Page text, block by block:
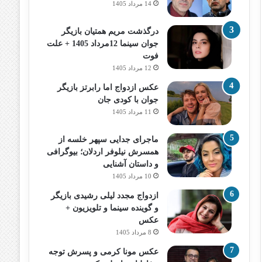
14 مرداد 1405
درگذشت مریم همتیان بازیگر
جوان سینما 12مرداد 1405 + علت
فوت
12 مرداد 1405
عکس ازدواج اما رابرتز بازیگر
جوان با کودی جان
11 مرداد 1405
ماجرای جدایی سپهر خلسه از
همسرش نیلوفر اردلان؛ بیوگرافی
و داستان آشنایی
10 مرداد 1405
ازدواج مجدد لیلی رشیدی بازیگر
و گوینده سینما و تلویزیون +
عکس
8 مرداد 1405
عکس مونا کرمی و پسرش توجه